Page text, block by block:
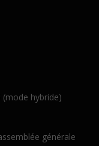
hybride)
générale